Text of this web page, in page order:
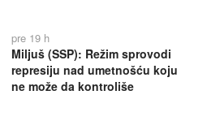
pre 19 h
Miljuš (SSP): Režim sprovodi
represiju nad umetnošću koju
ne može da kontroliše